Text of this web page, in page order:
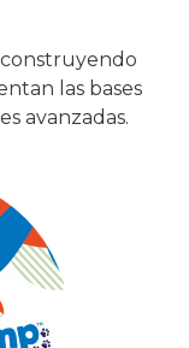
construyendo
las bases
avanzadas.